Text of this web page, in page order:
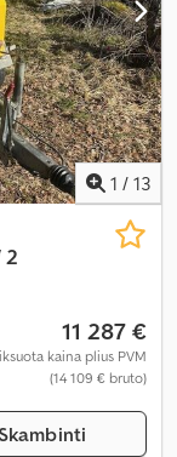
1 / 13
2
11 287 €
kaina plius PVM
(14 109 € bruto)